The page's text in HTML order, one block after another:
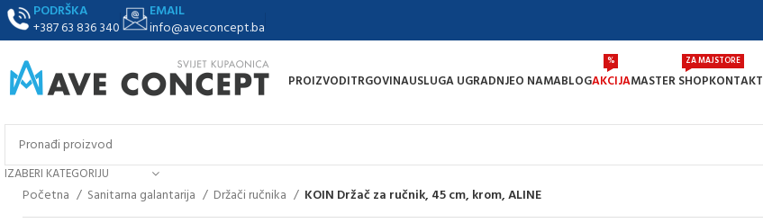
PODRŠKA
+387 63 836 340
EMAIL
info@aveconcept.ba
PROIZVODITRGOVINAUSLUGA UGRADNJEO NAMABLOGAKCIJA
%
MASTER SHOP
ZA MAJSTORE
KONTAKT
IZABERI KATEGORIJU
Početna Sanitarna galantarija Držači ručnika KOIN Držač za ručnik, 45 cm, krom, ALINE